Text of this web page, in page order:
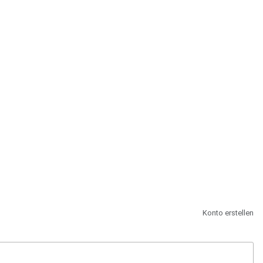
Konto erstellen